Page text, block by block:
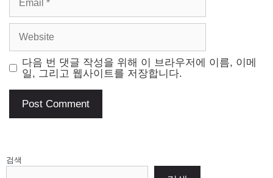
Website
다음 번 댓글 작성을 위해 이 브라우저에 이름, 이메
일, 그리고 웹사이트를 저장합니다.
검색